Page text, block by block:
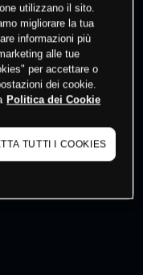
vedere gli ultimi
market data
utilizzano il sito.
migliorare la tua
informazioni più
alle tue
per accettare o
dei cookie.
Politica dei Cookie
TUTTI I COOKIES